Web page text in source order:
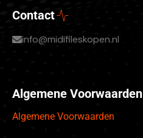
Contact
info@midifileskopen.nl
Algemene Voorwaarden
Algemene Voorwaarden